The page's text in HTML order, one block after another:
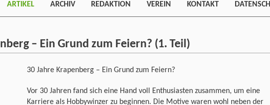
ARTIKEL ARCHIV REDAKTION VEREIN KONTAKT
– Ein Grund zum Feiern? (1. Teil)
30 Jahre Krapenberg – Ein Grund zum Feiern?
Vor 30 Jahren fand sich eine Hand voll Enthusiasten zusammen, um eine
Karriere als Hobbywinzer zu beginnen. Die Motive waren wohl neben der